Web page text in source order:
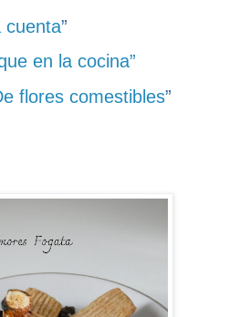
cuenta”
en la cocina”
flores comestibles”